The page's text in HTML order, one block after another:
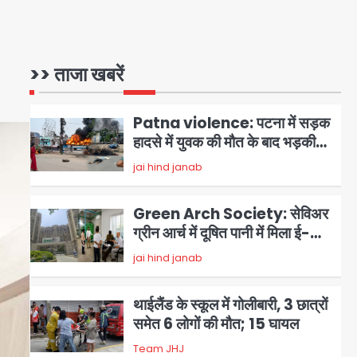
>> ताजा खबरें
2
ट्रैफिक पोस्ट और स्लीपर बस भी
जलाई, NH-30 जाम
3
Green Arch Society: सेविअर
ग्रीन आर्च में दूषित पानी में मिला ई-
कोलाई, अथॉरिटी ने शुरू की सैंपलिंग
जांच
jai hind janab
4
थाईलैंड के स्कूल में गोलीबारी, 3 छात्रों
समेत 6 लोगों की मौत; 15 घायल
Team JHJ
Thailand School
Shooting: बैंकॉक के पास स्कूल में
छात्र ने की अंधाधुंध फायरिंग, हमलावर
Avinash Kumar